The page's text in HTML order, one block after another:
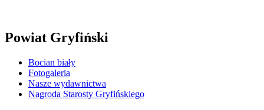
Powiat Gryfiński
Bocian biały
Fotogaleria
Nasze wydawnictwa
Nagroda Starosty Gryfińskiego